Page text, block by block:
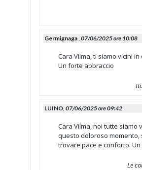
Germignaga ,07/06/2025 ore 10:08
Cara Vilma, ti siamo vicini
Un forte abbraccio
LUINO,07/06/2025 ore 09:42
Cara Vilma, noi tutte siamo
questo doloroso momento,
trovare pace e conforto. Un
Le